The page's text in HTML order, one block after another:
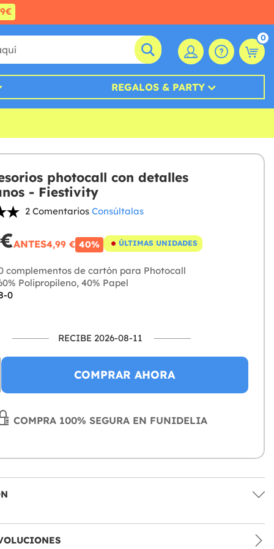
0
REGALOS & PARTY
photocall con detalles
- Fiestivity
2 Comentarios Consúltalas
ANTES4,99 € 40% ÚLTIMAS UNIDADES
complementos de cartón para Photocall
Polipropileno, 40% Papel
0
RECIBE 2026-08-11
COMPRAR AHORA
COMPRA 100% SEGURA EN FUNIDELIA